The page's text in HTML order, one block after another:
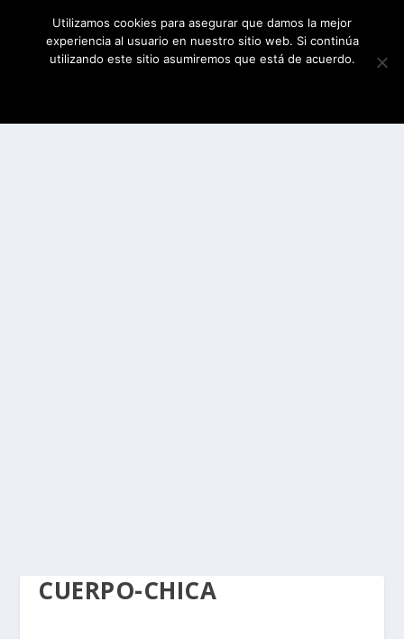
CUERPO-CHICA
Utilizamos cookies para asegurar que damos la mejor
experiencia al usuario en nuestro sitio web. Si continúa
utilizando este sitio asumiremos que está de acuerdo.